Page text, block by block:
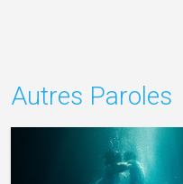
Autres Paroles